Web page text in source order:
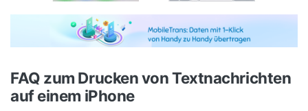
FAQ zum Drucken von Textnachrichten
auf einem iPhone